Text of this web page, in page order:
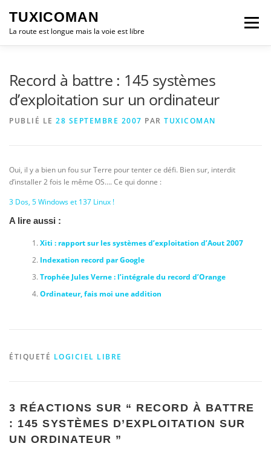
contenu
TUXICOMAN
La route est longue mais la voie est libre
Menu
Record à battre : 145 systèmes
d’exploitation sur un ordinateur
PUBLIÉ LE 28 SEPTEMBRE 2007 PAR TUXICOMAN
Oui, il y a bien un fou sur Terre pour tenter ce défi. Bien sur, interdit
d’installer 2 fois le même OS…. Ce qui donne :
3 Dos, 5 Windows et 137 Linux !
A lire aussi :
Xiti : rapport sur les systèmes d’exploitation d’Aout 2007
Indexation record par Google
Trophée Jules Verne : l’intégrale du record d’Orange
Ordinateur, fais moi une addition
ÉTIQUETÉ LOGICIEL LIBRE
3 RÉACTIONS SUR “ RECORD À BATTRE
: 145 SYSTÈMES D’EXPLOITATION SUR
UN ORDINATEUR ”